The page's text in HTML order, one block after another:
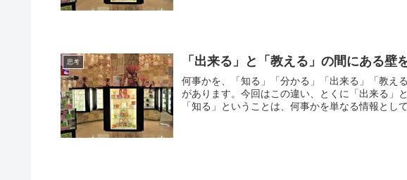
思考 「出来る」と「教える」の間にある壁
何事かを、「知る」「分かる」「出来る」「教え
があります。今回はこの違い、とくに「出来る」
「知る」ということは、何事かを単なる情報とし